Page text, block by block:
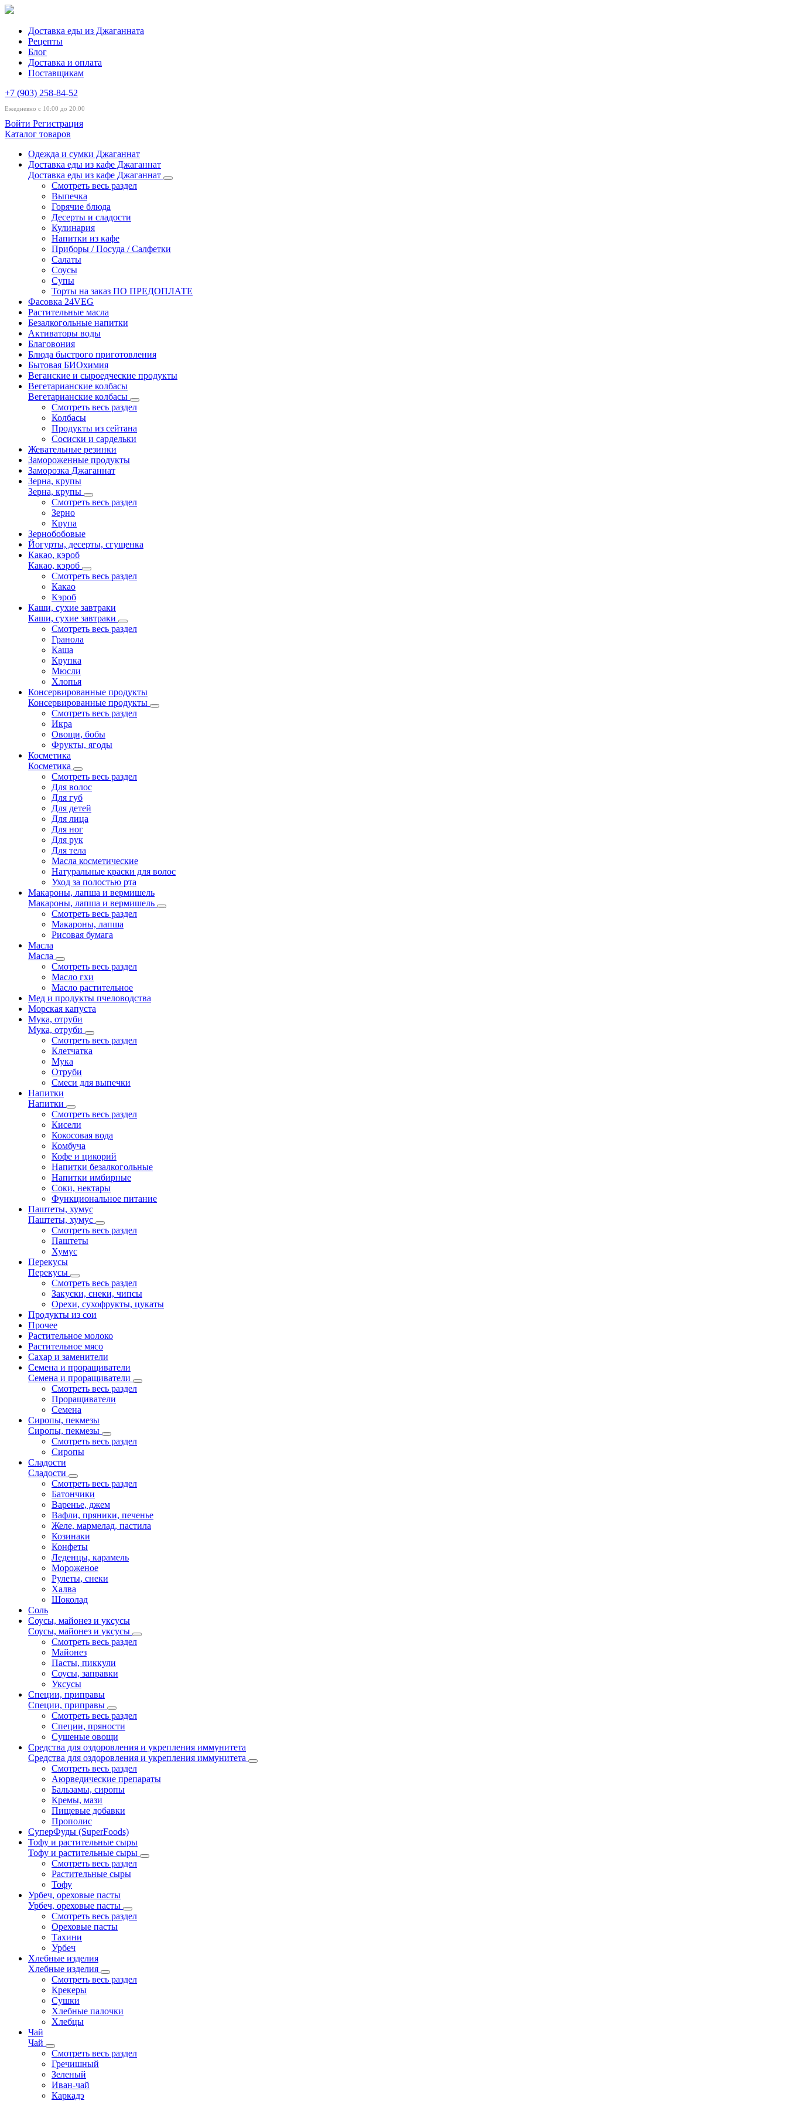
Доставка еды из Джаганната
Рецепты
Блог
Доставка и оплата
Поставщикам
+7 (903) 258-84-52
Ежедневно с 10:00 до 20:00
Войти Регистрация
Каталог товаров
Одежда и сумки Джаганнат
Доставка еды из кафе Джаганнат
Доставка еды из кафе Джаганнат
Смотреть весь раздел
Выпечка
Горячие блюда
Десерты и сладости
Кулинария
Напитки из кафе
Приборы / Посуда / Салфетки
Салаты
Соусы
Супы
Торты на заказ ПО ПРЕДОПЛАТЕ
Фасовка 24VEG
Растительные масла
Безалкогольные напитки
Активаторы воды
Благовония
Блюда быстрого приготовления
Бытовая БИОхимия
Веганские и сыроедческие продукты
Вегетарианские колбасы
Вегетарианские колбасы
Смотреть весь раздел
Колбасы
Продукты из сейтана
Сосиски и сардельки
Жевательные резинки
Замороженные продукты
Заморозка Джаганнат
Зерна, крупы
Зерна, крупы
Смотреть весь раздел
Зерно
Крупа
Зернобобовые
Йогурты, десерты, сгущенка
Какао, кэроб
Какао, кэроб
Смотреть весь раздел
Какао
Кэроб
Каши, сухие завтраки
Каши, сухие завтраки
Смотреть весь раздел
Гранола
Каша
Крупка
Мюсли
Хлопья
Консервированные продукты
Консервированные продукты
Смотреть весь раздел
Икра
Овощи, бобы
Фрукты, ягоды
Косметика
Косметика
Смотреть весь раздел
Для волос
Для губ
Для детей
Для лица
Для ног
Для рук
Для тела
Масла косметические
Натуральные краски для волос
Уход за полостью рта
Макароны, лапша и вермишель
Макароны, лапша и вермишель
Смотреть весь раздел
Макароны, лапша
Рисовая бумага
Масла
Масла
Смотреть весь раздел
Масло гхи
Масло растительное
Мед и продукты пчеловодства
Морская капуста
Мука, отруби
Мука, отруби
Смотреть весь раздел
Клетчатка
Мука
Отруби
Смеси для выпечки
Напитки
Напитки
Смотреть весь раздел
Кисели
Кокосовая вода
Комбуча
Кофе и цикорий
Напитки безалкогольные
Напитки имбирные
Соки, нектары
Функциональное питание
Паштеты, хумус
Паштеты, хумус
Смотреть весь раздел
Паштеты
Хумус
Перекусы
Перекусы
Смотреть весь раздел
Закуски, снеки, чипсы
Орехи, сухофрукты, цукаты
Продукты из сои
Прочее
Растительное молоко
Растительное мясо
Сахар и заменители
Семена и проращиватели
Семена и проращиватели
Смотреть весь раздел
Проращиватели
Семена
Сиропы, пекмезы
Сиропы, пекмезы
Смотреть весь раздел
Сиропы
Сладости
Сладости
Смотреть весь раздел
Батончики
Варенье, джем
Вафли, пряники, печенье
Желе, мармелад, пастила
Козинаки
Конфеты
Леденцы, карамель
Мороженое
Рулеты, снеки
Халва
Шоколад
Соль
Соусы, майонез и уксусы
Соусы, майонез и уксусы
Смотреть весь раздел
Майонез
Пасты, пиккули
Соусы, заправки
Уксусы
Специи, приправы
Специи, приправы
Смотреть весь раздел
Специи, пряности
Сушеные овощи
Средства для оздоровления и укрепления иммунитета
Средства для оздоровления и укрепления иммунитета
Смотреть весь раздел
Аюрведические препараты
Бальзамы, сиропы
Кремы, мази
Пищевые добавки
Прополис
СуперФуды (SuperFoods)
Тофу и растительные сыры
Тофу и растительные сыры
Смотреть весь раздел
Растительные сыры
Тофу
Урбеч, ореховые пасты
Урбеч, ореховые пасты
Смотреть весь раздел
Ореховые пасты
Тахини
Урбеч
Хлебные изделия
Хлебные изделия
Смотреть весь раздел
Крекеры
Сушки
Хлебные палочки
Хлебцы
Чай
Чай
Смотреть весь раздел
Гречишный
Зеленый
Иван-чай
Каркадэ